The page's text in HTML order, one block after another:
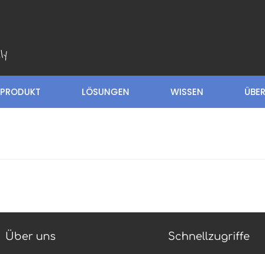
PRODUKT LÖSUNGEN WISSEN
Über uns Schnellzugriffe